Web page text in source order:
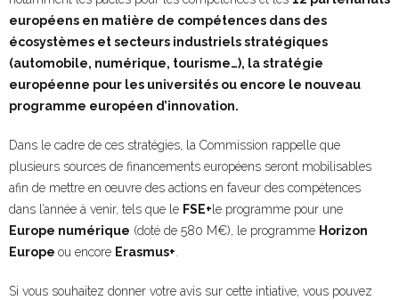
européens en matière de compétences dans des
écosystèmes et secteurs industriels stratégiques
(automobile, numérique, tourisme…), la stratégie
européenne pour les universités ou encore le nouveau
programme européen d’innovation.
Dans le cadre de ces stratégies, la Commission rappelle que
plusieurs sources de financements européens seront mobilisables
afin de mettre en œuvre des actions en faveur des compétences
dans l’année à venir, tels que le FSE+ le programme pour une
Europe numérique (doté de 580 M€), le programme Horizon
Europe ou encore Erasmus+
Si vous souhaitez donner votre avis sur cette intiative, vous pouvez